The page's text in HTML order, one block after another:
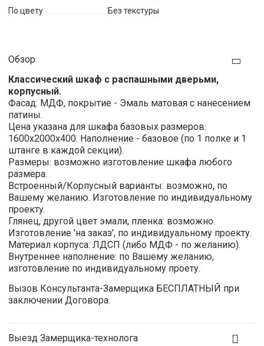
По цвету
Без текстуры
Обзор
Классический шкаф с распашными дверьми,
корпусный.
Фасад: МДФ, покрытие - Эмаль матовая с нанесением
патины.
Цена указана для шкафа базовых размеров:
1600х2000х400. Наполнение - базовое (по 1 полке и 1
штанге в каждой секции).
Размеры: возможно изготовление шкафа любого
размера.
Встроенный/Корпусный варианты: возможно, по
Вашему желанию. Изготовление по индивидуальному
проекту.
Глянец, другой цвет эмали, пленка: возможно.
Изготовление 'на заказ', по индивидуальному проекту.
Материал корпуса: ЛДСП (либо МДФ - по желанию).
Внутреннее наполнение: по Вашему желанию,
изготовление по индивидуальному проету.
Вызов Консультанта-Замерщика БЕСПЛАТНЫЙ при
заключении Договора.
Выезд Замерщика-технолога